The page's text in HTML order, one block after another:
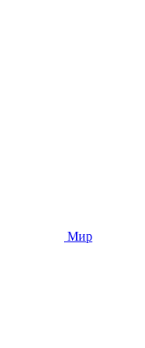
Мир